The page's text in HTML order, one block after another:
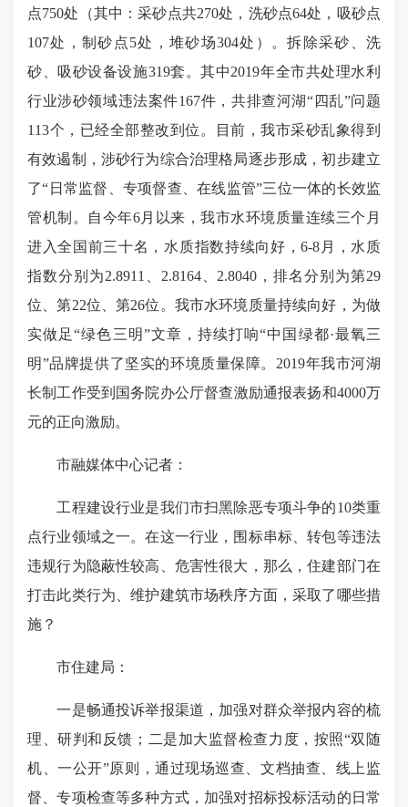
点750处（其中：采砂点共270处，洗砂点64处，吸砂点
107处，制砂点5处，堆砂场304处）。拆除采砂、洗
砂、吸砂设备设施319套。其中2019年全市共处理水利
行业涉砂领域违法案件167件，共排查河湖“四乱”问题
113个，已经全部整改到位。目前，我市采砂乱象得到
有效遏制，涉砂行为综合治理格局逐步形成，初步建立
了“日常监督、专项督查、在线监管”三位一体的长效监
管机制。自今年6月以来，我市水环境质量连续三个月
进入全国前三十名，水质指数持续向好，6-8月，水质
指数分别为2.8911、2.8164、2.8040，排名分别为第29
位、第22位、第26位。我市水环境质量持续向好，为做
实做足“绿色三明”文章，持续打响“中国绿都·最氧三
明”品牌提供了坚实的环境质量保障。2019年我市河湖
长制工作受到国务院办公厅督查激励通报表扬和4000万
元的正向激励。
市融媒体中心记者：
工程建设行业是我们市扫黑除恶专项斗争的10类重
点行业领域之一。在这一行业，围标串标、转包等违法
违规行为隐蔽性较高、危害性很大，那么，住建部门在
打击此类行为、维护建筑市场秩序方面，采取了哪些措
施？
市住建局：
一是畅通投诉举报渠道，加强对群众举报内容的梳
理、研判和反馈；二是加大监督检查力度，按照“双随
机、一公开”原则，通过现场巡查、文档抽查、线上监
督、专项检查等多种方式，加强对招标投标活动的日常